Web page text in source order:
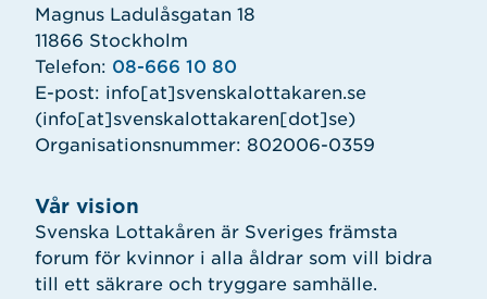
Vår vision
Svenska Lottakåren är Sveriges främsta
forum för kvinnor i alla åldrar som vill bidra
till ett säkrare och tryggare samhälle.
Magnus Ladulåsgatan 18
11866 Stockholm
Telefon: 08-666 10 80
E-post: info[at]svenskalottakaren.se
(info[at]svenskalottakaren[dot]se)
Organisationsnummer: 802006-0359